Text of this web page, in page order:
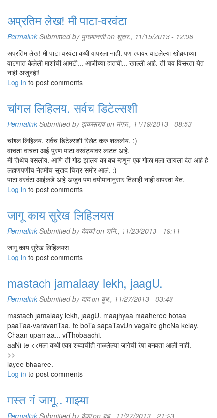
अप्रतिम लेख! मी पाटा-वरवंटा
Permalink Submitted by मुग्धमानसीon शुक्र., 11/15/2013 - 12:06
अप्रतिम लेख! मी पाटा-वरवंटा कधी वापरला नाही. पण त्यावर वाटलेल्या खोबर्‍याच्या
वाटणात केलेली माशांची आमटी... आजीच्या हातची... खाल्ली आहे. ती चव विसरता येत
नाही अजुनही!
Log in to post comments
चांगल लिहिलय. सर्वच डिटेल्सशी
Permalink Submitted by झकासरावon मंगळ., 11/19/2013 - 08:53
चांगल लिहिलय. सर्वच डिटेल्सशी रिलेट करु शकलोय. :)
वाचता वाचता आई पुरण पाटा वरवंट्यावर लाटत आहे.
मी तिथेच बसलोय. आणि ती गोड झालय का बघ म्हणुन एक गोळा मला खायला देत आहे हे
लहाणपणीच नेहमीच सुखद चित्र समोर आलं. :)
पाटा वरवंटा आईकडे आहे अजुन पण वयोमानानुसार तिलाही नाही वापरता येत.
Log in to post comments
जागू काय सुरेख लिहिलयस
Permalink Submitted by देवकीon शनि., 11/23/2013 - 19:11
जागू काय सुरेख लिहिलयस
Log in to post comments
mastach jamalaay lekh, jaagU.
Permalink Submitted by दादon बुध., 11/27/2013 - 03:48
mastach jamalaay lekh, jaagU. maajhyaa maaheree hotaa
paaTaa-varavanTaa. te boTa sapaTavUn vagaire gheNa kelay.
Chaan upamaa... viThobaachi.
aaNi te <<मला कधी एका शब्दाचीही गाळलेल्या जागेची रेषा बनवता आली नाही.
>>
layee bhaaree.
Log in to post comments
मस्त गं जागू.. माझ्या
Permalink Submitted by वेकाon बुध., 11/27/2013 - 21:23